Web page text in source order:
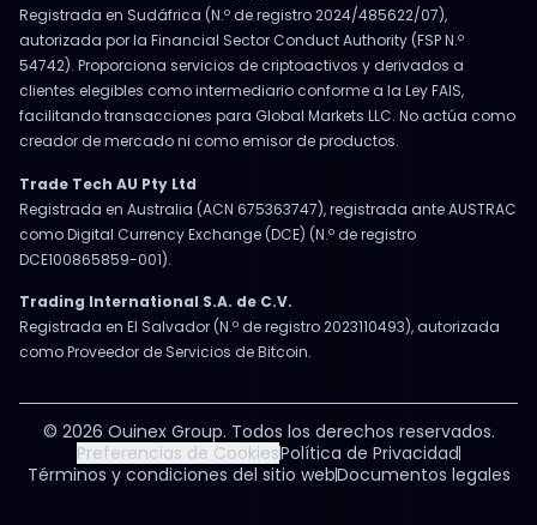
Registrada en Sudáfrica (N.º de registro 2024/485622/07),
autorizada por la Financial Sector Conduct Authority (FSP N.º
54742). Proporciona servicios de criptoactivos y derivados a
clientes elegibles como intermediario conforme a la Ley FAIS,
facilitando transacciones para Global Markets LLC. No actúa como
creador de mercado ni como emisor de productos.
Trade Tech AU Pty Ltd
Registrada en Australia (ACN 675363747), registrada ante AUSTRAC
como Digital Currency Exchange (DCE) (N.º de registro
DCE100865859-001).
Trading International S.A. de C.V.
Registrada en El Salvador (N.º de registro 2023110493), autorizada
como Proveedor de Servicios de Bitcoin.
© 2026 Ouinex Group. Todos los derechos reservados.
Preferencias de CookiesPolítica de Privacidad
Términos y condiciones del sitio webDocumentos legales